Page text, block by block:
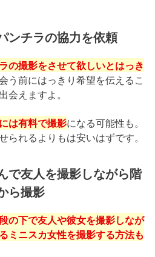
ンチラの協力を依頼
の撮影をさせて欲しいとはっき
う前にはっきり希望を伝えるこ
会えますよ。
は有料で撮影になる可能性も。
られるよりもは安いはずです。
で友人を撮影しながら階
ら撮影
の下で友人や彼女を撮影しなが
ミニスカ女性を撮影する方法も